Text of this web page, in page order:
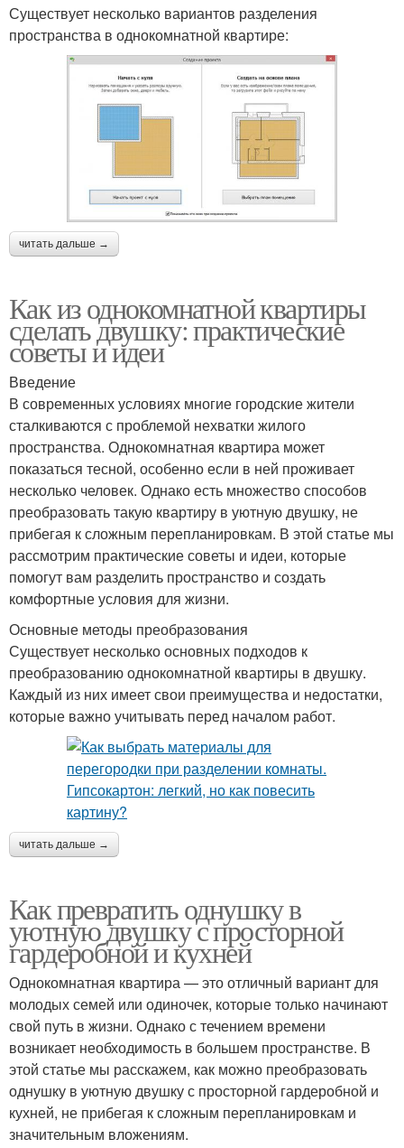
Существует несколько вариантов разделения
пространства в однокомнатной квартире:
читать дальше →
Как из однокомнатной квартиры
сделать двушку: практические
советы и идеи
Введение
В современных условиях многие городские жители
сталкиваются с проблемой нехватки жилого
пространства. Однокомнатная квартира может
показаться тесной, особенно если в ней проживает
несколько человек. Однако есть множество способов
преобразовать такую квартиру в уютную двушку, не
прибегая к сложным перепланировкам. В этой статье мы
рассмотрим практические советы и идеи, которые
помогут вам разделить пространство и создать
комфортные условия для жизни.
Основные методы преобразования
Существует несколько основных подходов к
преобразованию однокомнатной квартиры в двушку.
Каждый из них имеет свои преимущества и недостатки,
которые важно учитывать перед началом работ.
читать дальше →
Как превратить однушку в
уютную двушку с просторной
гардеробной и кухней
Однокомнатная квартира — это отличный вариант для
молодых семей или одиночек, которые только начинают
свой путь в жизни. Однако с течением времени
возникает необходимость в большем пространстве. В
этой статье мы расскажем, как можно преобразовать
однушку в уютную двушку с просторной гардеробной и
кухней, не прибегая к сложным перепланировкам и
значительным вложениям.